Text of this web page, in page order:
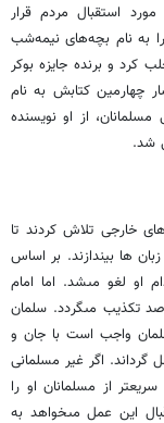
استقبال مردم قرار
به نام بچه‌های نیمه‌شب
کرد و برنده جایزه بوکر
چهارمین کتابش به نام
از او نویسنده
شد.
خارجى تلاش کردند تا
ها بیندازند. بر اساس
او لغو مى‏شد. اما امام
تکذیب مى‏گردد. سلمان
واجب است با جان و
گرداند. اگر غیر مسلمانى
از مسلمانان او را
این عمل مى‏خواهد به